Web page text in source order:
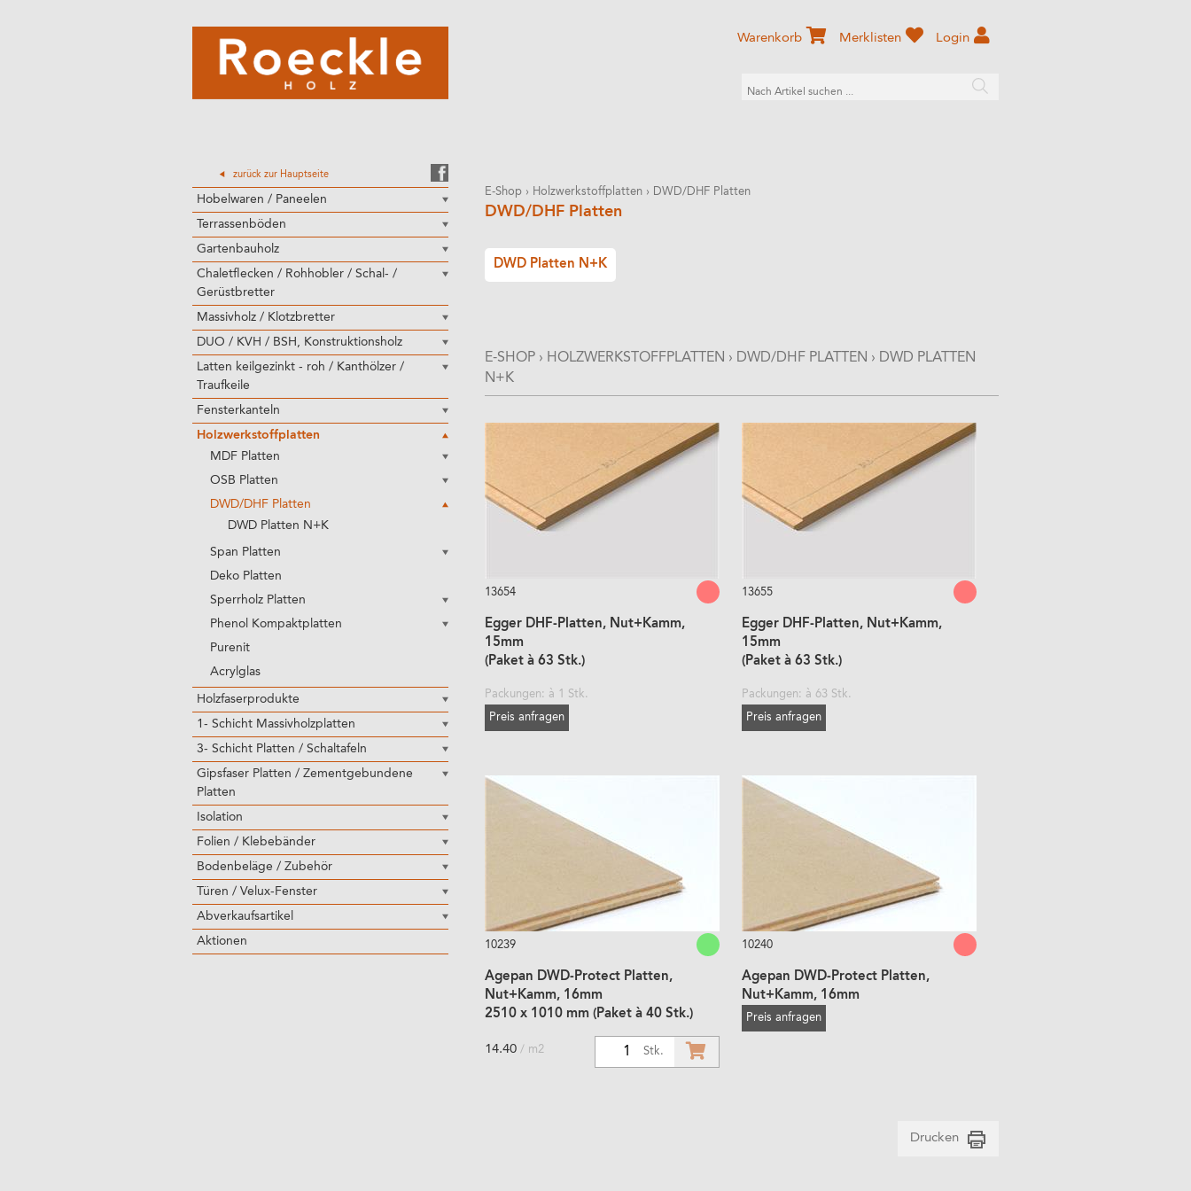
zurück zur Hauptseite
Hobelwaren / Paneelen
Terrassenböden
Gartenbauholz
Chaletflecken / Rohhobler / Schal- /
Gerüstbretter
Massivholz / Klotzbretter
DUO / KVH / BSH, Konstruktionsholz
Latten keilgezinkt - roh / Kanthölzer /
Traufkeile
Fensterkanteln
Holzwerkstoffplatten
MDF Platten
OSB Platten
DWD/DHF Platten
DWD Platten N+K
Span Platten
Deko Platten
Sperrholz Platten
Phenol Kompaktplatten
Purenit
Acrylglas
Holzfaserprodukte
1- Schicht Massivholzplatten
3- Schicht Platten / Schaltafeln
Gipsfaser Platten / Zementgebundene
Platten
Isolation
Folien / Klebebänder
Bodenbeläge / Zubehör
Türen / Velux-Fenster
Abverkaufsartikel
Aktionen
Warenkorb Merklisten Login
E-Shop › Holzwerkstoffplatten › DWD/DHF Platten
DWD/DHF Platten
DWD Platten N+K
E-SHOP › HOLZWERKSTOFFPLATTEN › DWD/DHF PLATTEN › DWD PLATTEN
N+K
13654
Egger DHF-Platten, Nut+Kamm,
15mm
(Paket à 63 Stk.)
Packungen: à 1 Stk.
Preis anfragen
13655
Egger DHF-Platten, Nut+Kamm,
15mm
(Paket à 63 Stk.)
Packungen: à 63 Stk.
Preis anfragen
10239
Agepan DWD-Protect Platten,
Nut+Kamm, 16mm
2510 x 1010 mm (Paket à 40 Stk.)
Stk.
14.40 / m2
10240
Agepan DWD-Protect Platten,
Nut+Kamm, 16mm
Preis anfragen
Drucken